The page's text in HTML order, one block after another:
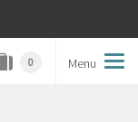
Menu
0